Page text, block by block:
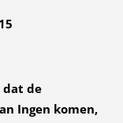
dat de
Ingen komen,